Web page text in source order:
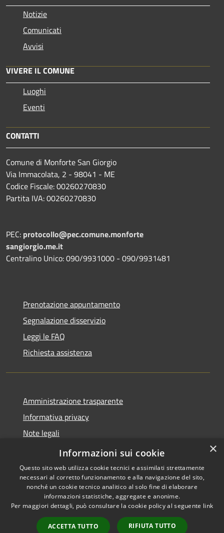
Notizie
Comunicati
Avvisi
VIVERE IL COMUNE
Luoghi
Eventi
CONTATTI
Comune di Monforte San Giorgio
Via Immacolata, 2 - 98041 - ME
Codice Fiscale: 00260270830
Partita IVA: 00260270830
PEC: protocollo@pec.comune.monforte
sangiorgio.me.it
Centralino Unico: 090/9931000 - 090/9931481
Prenotazione appuntamento
Segnalazione disservizio
Leggi le FAQ
Richiesta assistenza
Amministrazione trasparente
Informativa privacy
Note legali
Dichiarazione di accessibilità
Accessibilità
Copyright © 2026 • Comune di
Monforte San Giorgio •
Powered byMunicipium
×
Informazioni sui cookie
Questo sito web utilizza cookie tecnici e assimilati strettamente
necessari al corretto funzionamento e alla navigazione del sito,
nonché un cookie tecnico analitico al solo fine di elaborare
informazioni statistiche, aggregate e anonime.
Per maggiori dettagli, può consultare la cookie policy al seguente link
ACCETTA TUTTO RIFIUTA TUTTO